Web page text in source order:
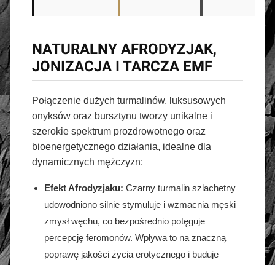
NATURALNY AFRODYZJAK,
JONIZACJA I TARCZA EMF
Połączenie dużych turmalinów, luksusowych
onyksów oraz bursztynu tworzy unikalne i
szerokie spektrum prozdrowotnego oraz
bioenergetycznego działania, idealne dla
dynamicznych mężczyzn:
Efekt Afrodyzjaku: Czarny turmalin szlachetny
udowodniono silnie stymuluje i wzmacnia męski
zmysł węchu, co bezpośrednio potęguje
percepcję feromonów. Wpływa to na znaczną
poprawę jakości życia erotycznego i buduje